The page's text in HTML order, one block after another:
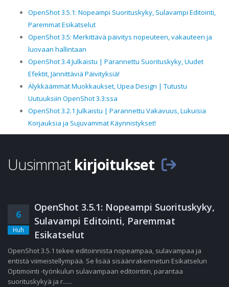
OpenShot 3.5.1: Nopeampi Suorituskyky, Sulavampi Editointi,
Paremmat Esikatselut
OpenShot 3.5: Merkittävä päivitys nopeuteen, vakauteen ja
luovaan hallintaan
OpenShot 3.4 Julkaistu | Parannettu Suorituskyky, Uudet
Efektit, Jännittäviä Päivityksiä!
Älykkäämmät Muokkaukset, Upea Design | Tutustu
Uutuuksiin OpenShot 3.3:ssa
OpenShot 3.2.1 Julkaistu | Parannettu Vakavuus, Lukuisia
Korjauksia ja Sujuvammat Käynnistykset!
Uusimmat kirjoitukset
6
Huh
OpenShot 3.5.1: Nopeampi Suorituskyky,
Sulavampi Editointi, Paremmat
Esikatselut
OpenShot 3.5.1 tekee editoinnista nopeampaa, sulavampaa ja
entistä viimeistellympää. Se lisää sisäänrakennetun Esikatselun
Optimointi -työnkulun sulavampaan editointiin, parantaa
suorituskykyä ja r......